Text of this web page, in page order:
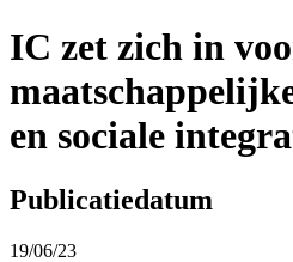
IC zet zich in
en sociale
Publicatiedatum
19/06/23